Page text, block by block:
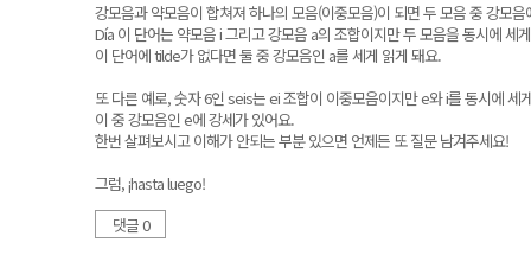
강모음과 약모음이 합쳐져 하나의 모음(이중모음)이 되면 두 모음 중 강모
Día 이 단어는 약모음 i 그리고 강모음 a의 조합이지만 두 모음을 동시에 세
이 단어에 tilde가 없다면 둘 중 강모음인 a를 세게 읽게 돼요.
또 다른 예로, 숫자 6인 seis는 ei 조합이 이중모음이지만 e와 i를 동시에 세
이 중 강모음인 e에 강세가 있어요.
한번 살펴보시고 이해가 안되는 부분 있으면 언제든 또 질문 남겨주세요!
그럼, ¡hasta luego!
댓글 0